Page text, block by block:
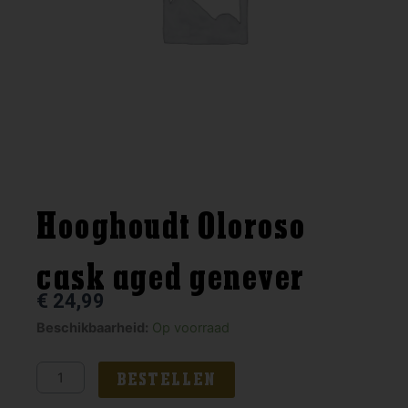
Hooghoudt Oloroso
cask aged genever
€ 24,99
Beschikbaarheid: Op voorraad
Hooghoudt
cask
BESTELLEN